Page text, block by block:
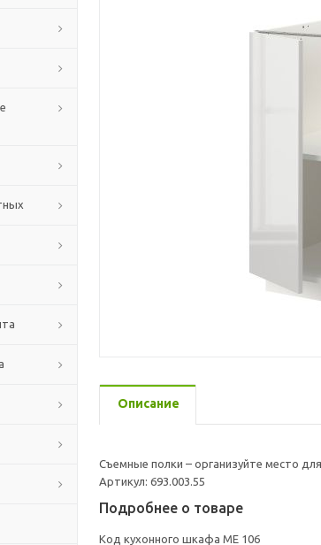
Описание
Съемные полки – организуйте место
Артикул: 693.003.55
Подробнее о товаре
Код кухонного шкафа ME 106